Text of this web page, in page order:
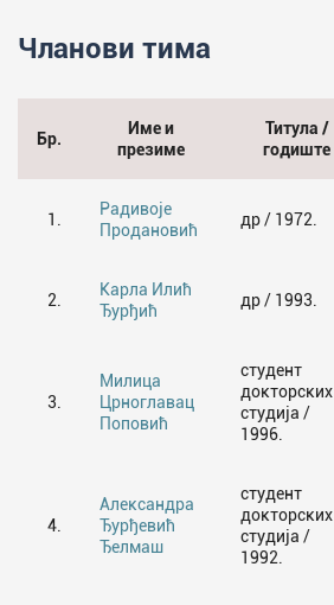
Чланови тима
Бр.
Име и
презиме
Титула /
годиште
1.
Радивоје
Продановић
др / 1972.
2.
Карла Илић
Ђурђић
др / 1993.
3.
Милица
Црноглавац
Поповић
студент
докторских
студија /
1996.
4.
Александра
Ђурђевић
Ђелмаш
студент
докторских
студија /
1992.